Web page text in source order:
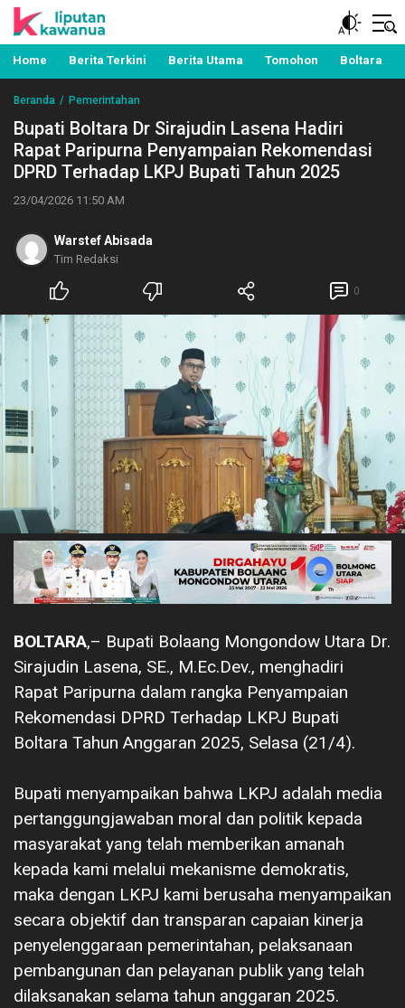
Liputan Kawanua
Berita Manado, Sulawesi Utara, Kawanua, Politik,
Pemerintahan, Hukum Kriminal dan Nasional
Home Berita Terkini Berita Utama Tomohon Boltara
Beranda Pemerintahan
Bupati Boltara Dr Sirajudin Lasena Hadiri
Rapat Paripurna Penyampaian Rekomendasi
DPRD Terhadap LKPJ Bupati Tahun 2025
23/04/2026 11:50 AM
Warstef Abisada
Tim Redaksi
0
BOLTARA,– Bupati Bolaang Mongondow Utara Dr.
Sirajudin Lasena, SE., M.Ec.Dev., menghadiri
Rapat Paripurna dalam rangka Penyampaian
Rekomendasi DPRD Terhadap LKPJ Bupati
Boltara Tahun Anggaran 2025, Selasa (21/4).
‎Bupati menyampaikan bahwa LKPJ adalah media
pertanggungjawaban moral dan politik kepada
masyarakat yang telah memberikan amanah
kepada kami melalui mekanisme demokratis,
maka dengan LKPJ kami berusaha menyampaikan
secara objektif dan transparan capaian kinerja
penyelenggaraan pemerintahan, pelaksanaan
pembangunan dan pelayanan publik yang telah
dilaksanakan selama tahun anggaran 2025.